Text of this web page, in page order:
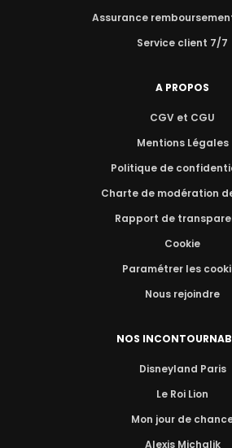
Assurance
Service client 7/7
A PROPOS
CGV et CGU
Mentions Légales
Politique de
Charte de modération
Rapport de
Cookie
Paramétrer les
Nous rejoindre
NOS
Disneyland Paris
Le Roi Lion
Mon jour de
Alexis Michalik